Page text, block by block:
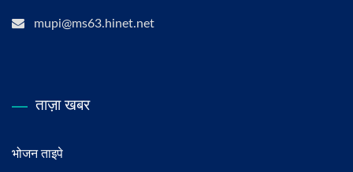
mupi@ms63.hinet.net
ताज़ा खबर
भोजन ताइपे